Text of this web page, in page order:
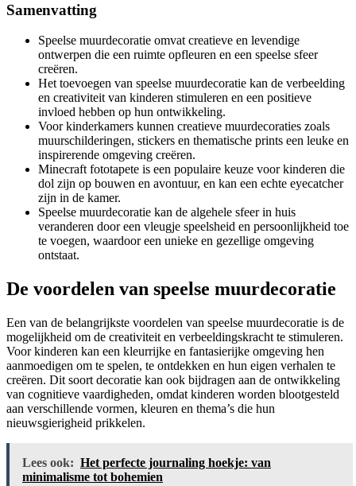
Samenvatting
Speelse muurdecoratie omvat creatieve en levendige
ontwerpen die een ruimte opfleuren en een speelse sfeer
creëren.
Het toevoegen van speelse muurdecoratie kan de verbeelding
en creativiteit van kinderen stimuleren en een positieve
invloed hebben op hun ontwikkeling.
Voor kinderkamers kunnen creatieve muurdecoraties zoals
muurschilderingen, stickers en thematische prints een leuke en
inspirerende omgeving creëren.
Minecraft fototapete is een populaire keuze voor kinderen die
dol zijn op bouwen en avontuur, en kan een echte eyecatcher
zijn in de kamer.
Speelse muurdecoratie kan de algehele sfeer in huis
veranderen door een vleugje speelsheid en persoonlijkheid toe
te voegen, waardoor een unieke en gezellige omgeving
ontstaat.
De voordelen van speelse muurdecoratie
Een van de belangrijkste voordelen van speelse muurdecoratie is de
mogelijkheid om de creativiteit en verbeeldingskracht te stimuleren.
Voor kinderen kan een kleurrijke en fantasierijke omgeving hen
aanmoedigen om te spelen, te ontdekken en hun eigen verhalen te
creëren. Dit soort decoratie kan ook bijdragen aan de ontwikkeling
van cognitieve vaardigheden, omdat kinderen worden blootgesteld
aan verschillende vormen, kleuren en thema’s die hun
nieuwsgierigheid prikkelen.
Lees ook: Het perfecte journaling hoekje: van
minimalisme tot bohemien